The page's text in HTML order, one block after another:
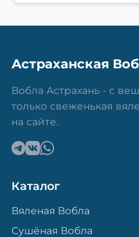
Астраханская
Вобла Астрахань - с
только свеженькая
на сайте.
Каталог
Вяленая Вобла
Сушёная Вобла